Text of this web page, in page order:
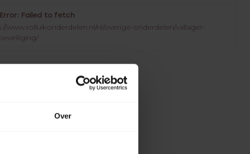
Over
Failed to fetch
www.rolluikonderdelen.nl/nl/overige-onderdelen/vallager-